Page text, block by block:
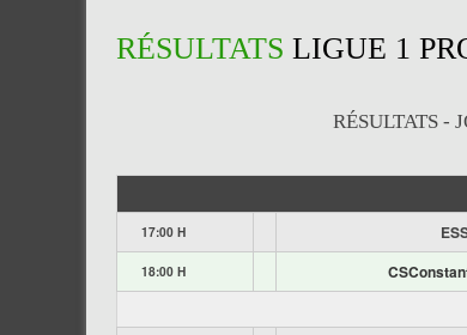
RÉSULTATS LIGUE 1
RÉSULTATS -
17:00 H
18:00 H